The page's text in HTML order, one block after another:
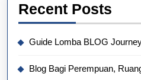
Recent Posts
Guide Lomba BLOG
Blog Bagi Perempuan,